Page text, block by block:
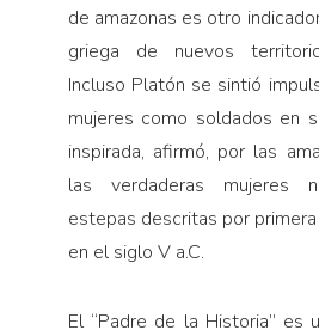
de amazonas es otro
griega de nuevos
Incluso Platón se sintió
mujeres como soldados en
inspirada, afirmó, por las
las verdaderas mujeres
estepas descritas por
en el siglo V a.C.
El “Padre de la Historia” es